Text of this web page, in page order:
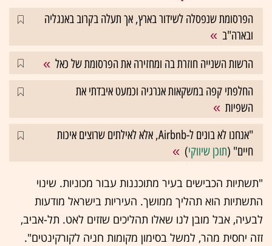
הפרסומת שנפסלה לשידור בארץ, אך תעלה בקרוב באנגליה
ובארה"ב
הרשות השנייה חוזרת בה ומחזירה את הפרסומת של כאל
החלפתי קפה במשקאות אנרגיה וכמעט איבדתי את
השפיות
"אנחנו לא בונים ל-Airbnb, אלא לאילתים שרוצים איכות
חיים" (תוכן שיווקי)
"תשתיות הכבישים בעיר מתוכננות עבור מכוניות. שינוי
התשתיות הוא תהליך ממושך. העיריות בישראל מודעות
לבעיה, אבל מובן לנו שאלו תהליכים שזזים לאט. תל-אביב,
זזה יחסית מהר, למשל בסימון מקומות חניה לקורקינטים".